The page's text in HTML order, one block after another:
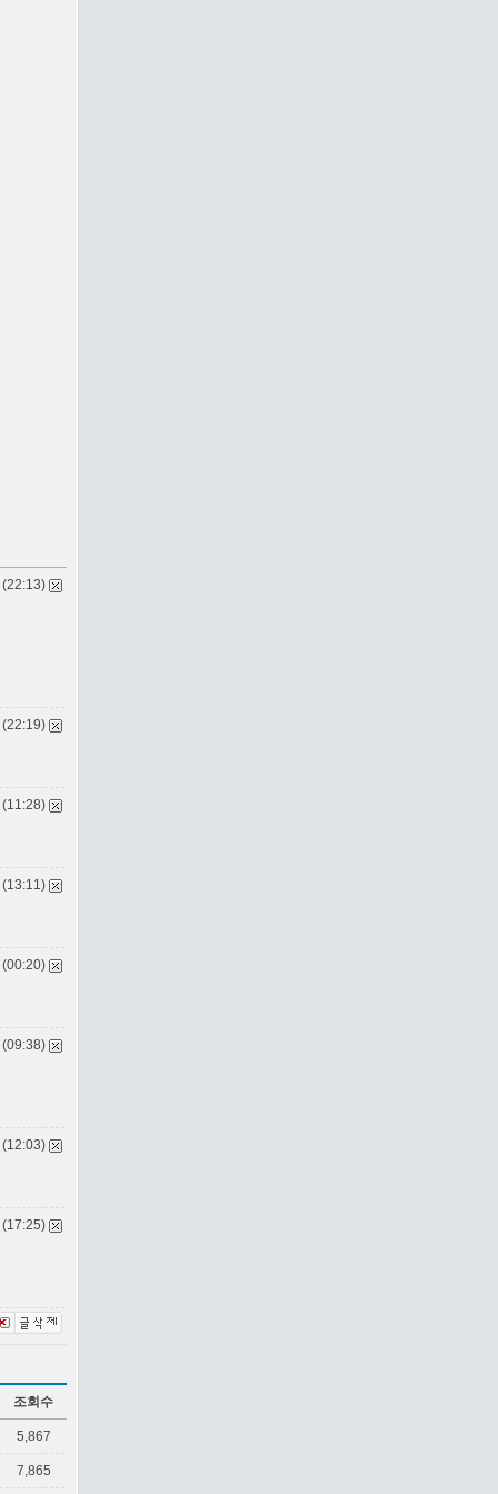
조회수
5,867
7,865